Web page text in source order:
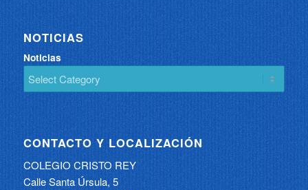
NOTICIAS
Noticias
CONTACTO Y LOCALIZACIÓN
COLEGIO CRISTO REY
Calle Santa Úrsula, 5